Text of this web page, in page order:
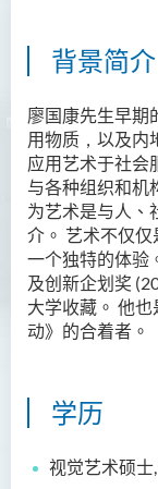
背景简介
廖国康先生早期
用物质 ， 以及内
应用艺术于社会
与各种组织和机
为艺术是与人、
介。 艺术不仅仅
一个独特的体验
及创新企划奖
大学收藏。 他也
动》的合着者。
学历
视觉艺术硕士,